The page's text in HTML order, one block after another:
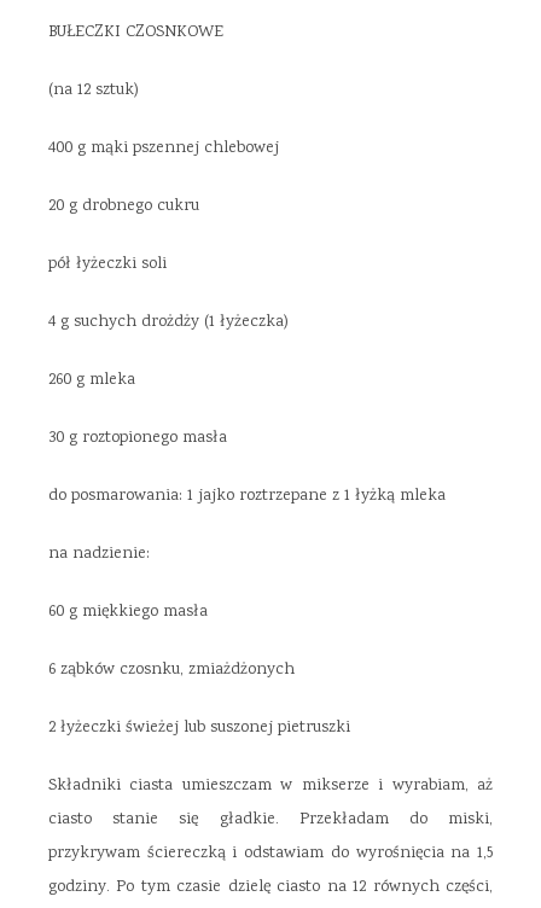
BUŁECZKI CZOSNKOWE
(na 12 sztuk)
400 g mąki pszennej chlebowej
20 g drobnego cukru
pół łyżeczki soli
4 g suchych drożdży (1 łyżeczka)
260 g mleka
30 g roztopionego masła
do posmarowania: 1 jajko roztrzepane z 1 łyżką mleka
na nadzienie:
60 g miękkiego masła
6 ząbków czosnku, zmiażdżonych
2 łyżeczki świeżej lub suszonej pietruszki
Składniki ciasta umieszczam w mikserze i wyrabiam, aż
ciasto stanie się gładkie. Przekładam do miski,
przykrywam ściereczką i odstawiam do wyrośnięcia na 1,5
godziny. Po tym czasie dzielę ciasto na 12 równych części,